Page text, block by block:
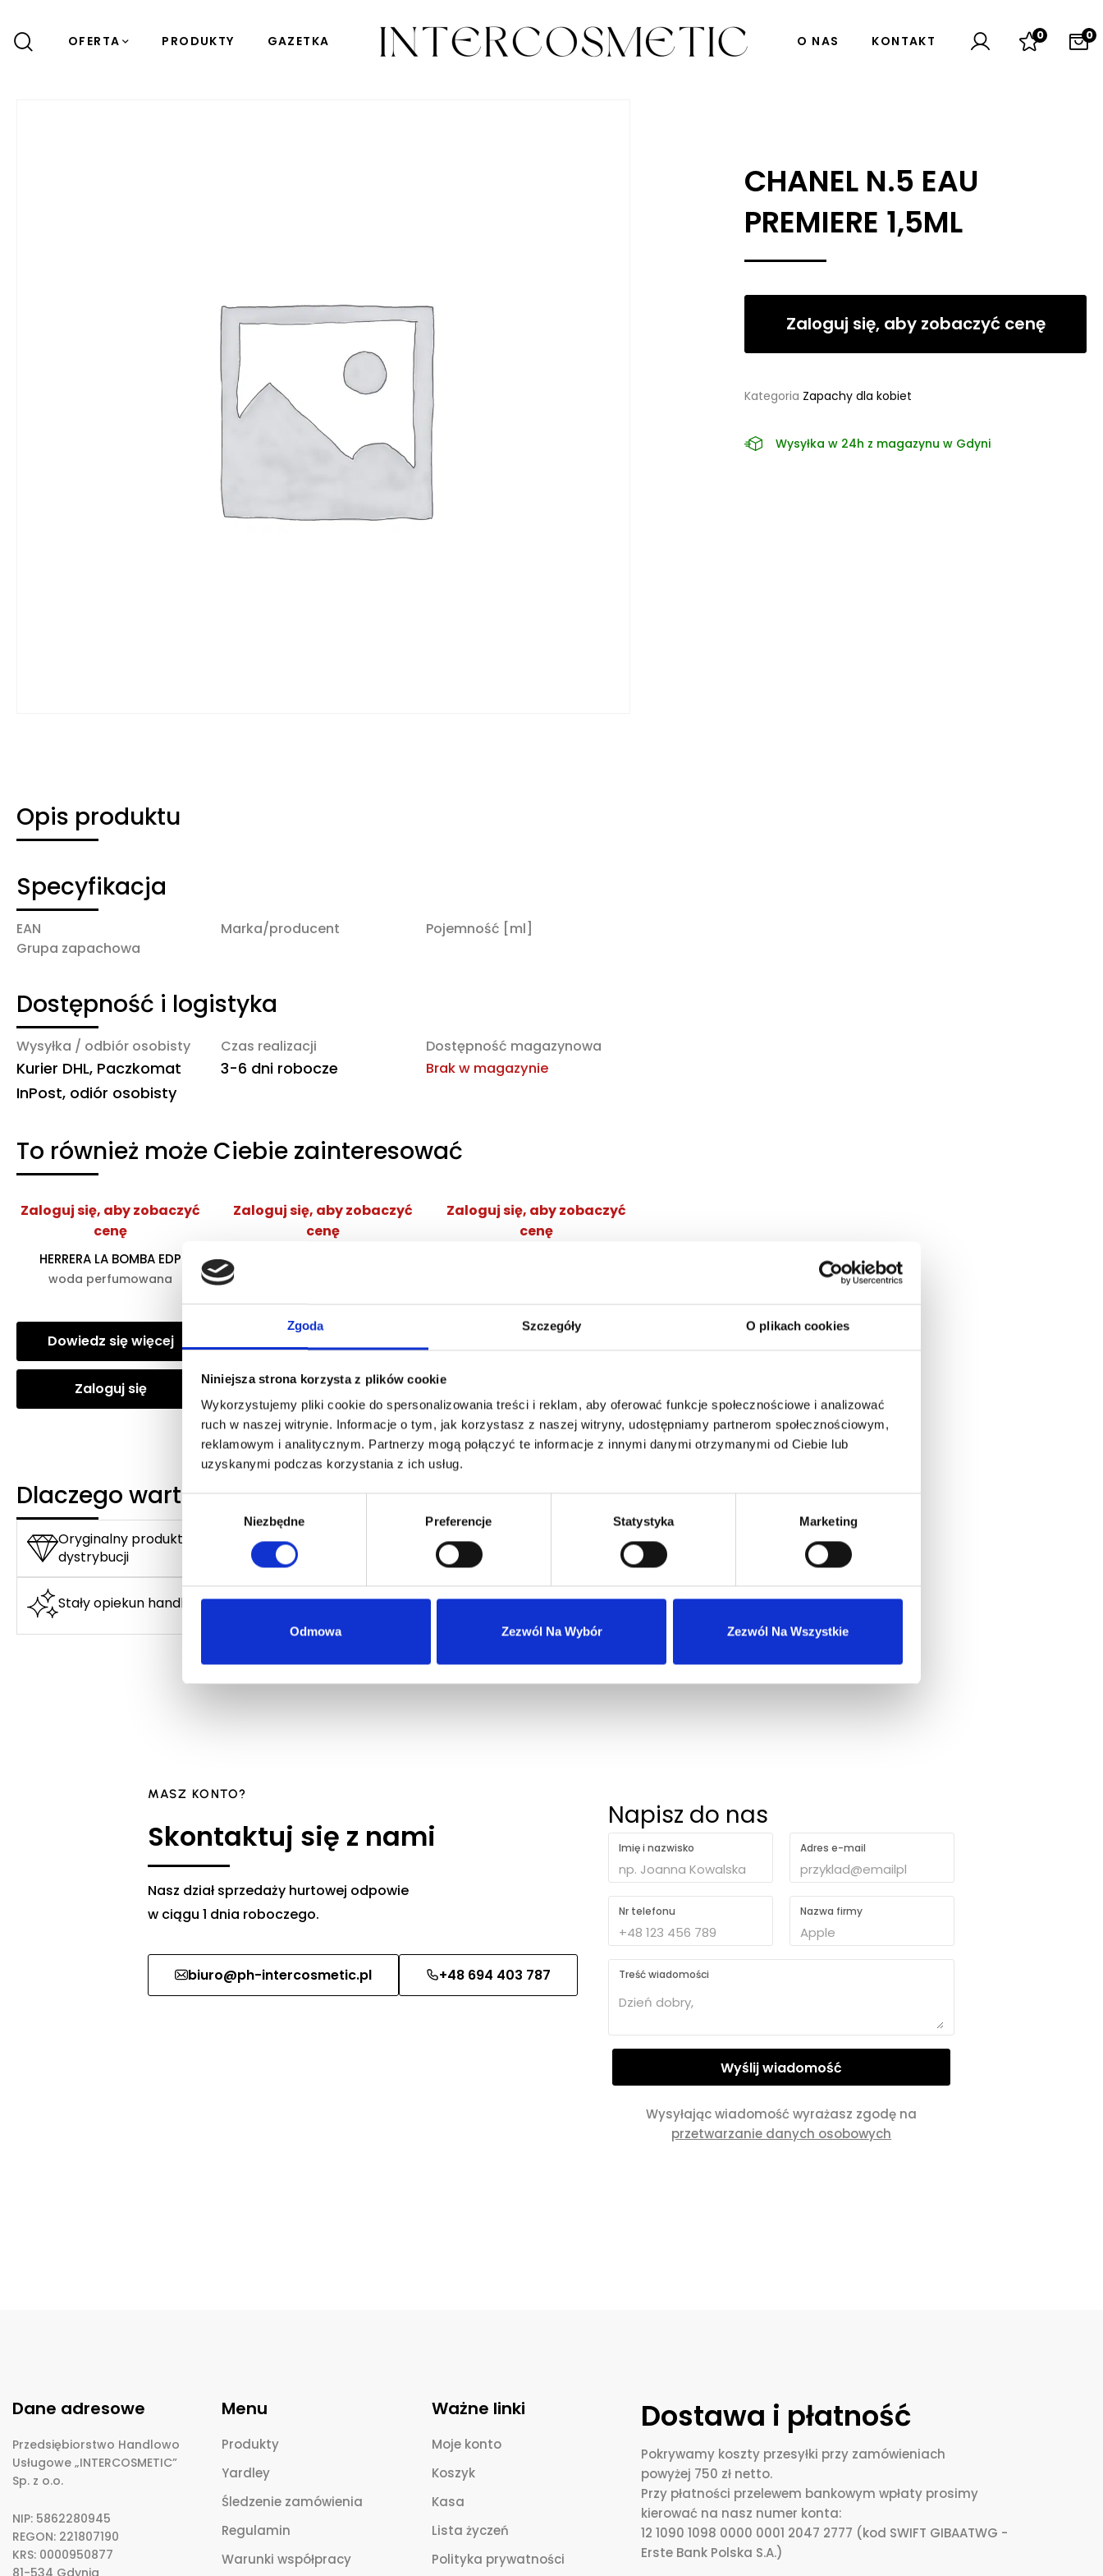
Zgoda Szczegóły O plikach cookies
Niniejsza strona korzysta z plików cookie
Wykorzystujemy pliki cookie do spersonalizowania treści i reklam, aby oferować funkcje społecznościowe i analizować
ruch w naszej witrynie. Informacje o tym, jak korzystasz z naszej witryny, udostępniamy partnerom społecznościowym,
reklamowym i analitycznym. Partnerzy mogą połączyć te informacje z innymi danymi otrzymanymi od Ciebie lub
uzyskanymi podczas korzystania z ich usług.
zgody
Niezbędne Preferencje Statystyka Marketing
Odmowa Zezwól Na Wybór Zezwól Na Wszystkie
OFERTA PRODUKTY GAZETKA O NAS KONTAKT 0 0
Opis produktu
Specyfikacja
EAN Marka/producent
Pojemność [ml]
Grupa zapachowa
Dostępność i logistyka
Wysyłka / odbiór osobisty
Kurier DHL, Paczkomat
InPost, odiór osobisty
Czas realizacji
3-6 dni robocze
Dostępność magazynowa
Brak w magazynie
To również może Ciebie zainteresować
Zaloguj się, aby zobaczyć
cenę
HERRERA LA BOMBA EDP
woda perfumowana
Dowiedz się więcej
Zaloguj się
Zaloguj się, aby zobaczyć
cenę
Zaloguj się
Zaloguj się, aby zobaczyć
cenę
Zaloguj się
Dlaczego warto?
Oryginalny produkt z autoryzowanej
dystrybucji
Wysyłka 24h z magazynu w Polsce
Stały opiekun handlowy Szybka obsługa zwrotów i reklamacji
CHANEL N.5 EAU
PREMIERE 1,5ML
Zaloguj się, aby zobaczyć cenę
Kategoria Zapachy dla kobiet
Wysyłka w 24h z magazynu w Gdyni
MASZ KONTO?
Skontaktuj się z nami
Nasz dział sprzedaży hurtowej odpowie
w ciągu 1 dnia roboczego.
biuro@ph-intercosmetic.pl +48 694 403 787
Napisz do nas
Imię i nazwisko Adres e-mail
Nr telefonu Nazwa firmy
Treść wiadomości
Wysyłając wiadomość wyrażasz zgodę na
przetwarzanie danych osobowych
Dane adresowe
Przedsiębiorstwo Handlowo
Usługowe „INTERCOSMETIC”
Sp. z o.o.
NIP: 5862280945
REGON: 221807190
KRS: 0000950877
81-534 Gdynia
Menu
Produkty
Yardley
Śledzenie zamówienia
Regulamin
Warunki współpracy
Ważne linki
Moje konto
Koszyk
Kasa
Lista życzeń
Polityka prywatności
Dostawa i płatność
Pokrywamy koszty przesyłki przy zamówieniach
powyżej 750 zł netto.
Przy płatności przelewem bankowym wpłaty prosimy
kierować na nasz numer konta:
12 1090 1098 0000 0001 2047 2777 (kod SWIFT GIBAATWG -
Erste Bank Polska S.A.)